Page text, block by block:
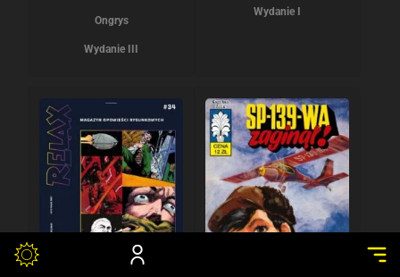
Ongrys
Wydanie III
Wydanie I